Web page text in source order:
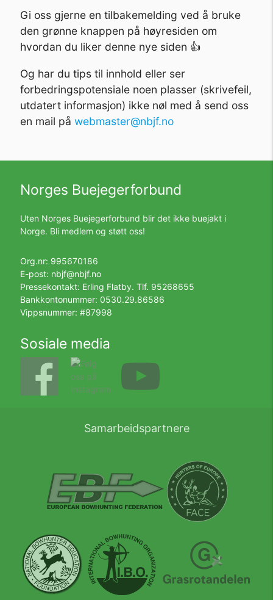
Gi oss gjerne en tilbakemelding ved å bruke
den grønne knappen på høyresiden om
hvordan du liker denne nye siden 👍
Og har du tips til innhold eller ser
forbedringspotensiale noen plasser (skrivefeil,
utdatert informasjon) ikke nøl med å send oss
en mail på webmaster@nbjf.no
Norges Buejegerforbund
Uten Norges Buejegerforbund blir det ikke buejakt i
Norge. Bli medlem og støtt oss!
Org.nr: 995670186
E-post: nbjf@nbjf.no
Pressekontakt: Erling Flatby. Tlf. 95268655
Bankkontonummer: 0530.29.86586
Vippsnummer: #87998
Sosiale media
Samarbeidspartnere